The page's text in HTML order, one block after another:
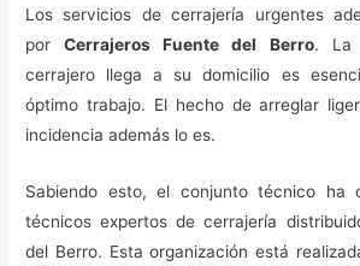
Los servicios de cerrajería urgentes
porCerrajeros Fuente del Berro. La
cerrajero llega a su domicilio es
óptimo trabajo. El hecho de arreglar
incidencia además lo es.
Sabiendo esto, el conjunto técnico ha
técnicos expertos de cerrajería
del Berro. Esta organización está